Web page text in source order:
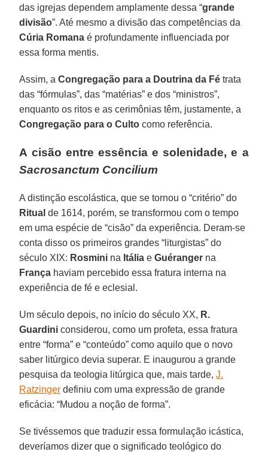
das igrejas dependem amplamente dessa “grande
divisão”. Até mesmo a divisão das competências da
Cúria Romana é profundamente influenciada por
essa forma mentis.
Assim, aCongregação para a Doutrina da Fé trata
das “fórmulas”, das “matérias” e dos “ministros”,
enquanto os ritos e as cerimônias têm, justamente, a
Congregação para o Culto como referência.
A cisão entre essência e solenidade, e a
Sacrosanctum Concilium
A distinção escolástica, que se tornou o “critério” do
Ritual de 1614, porém, se transformou com o tempo
em uma espécie de “cisão” da experiência. Deram-se
conta disso os primeiros grandes “liturgistas” do
século XIX: Rosmini na Itália eGuéranger na
França haviam percebido essa fratura interna na
experiência de fé e eclesial.
Um século depois, no início do século XX, R.
Guardini considerou, como um profeta, essa fratura
entre “forma” e “conteúdo” como aquilo que o novo
saber litúrgico devia superar. E inaugurou a grande
pesquisa da teologia litúrgica que, mais tarde, J.
Ratzinger definiu com uma expressão de grande
eficácia: “Mudou a noção de forma”.
Se tivéssemos que traduzir essa formulação icástica,
deveríamos dizer que o significado teológico do